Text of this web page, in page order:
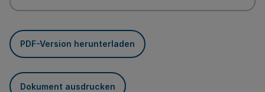
PDF-Version herunterladen
Dokument ausdrucken